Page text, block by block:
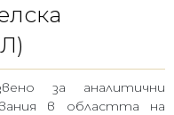
за аналитични
в областта на